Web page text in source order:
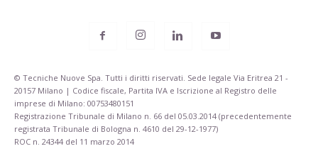
© Tecniche Nuove Spa. Tutti i diritti riservati. Sede legale Via Eritrea 21 -
20157 Milano | Codice fiscale, Partita IVA e Iscrizione al Registro delle
imprese di Milano: 00753480151
Registrazione Tribunale di Milano n. 66 del 05.03.2014 (precedentemente
registrata Tribunale di Bologna n. 4610 del 29-12-1977)
ROC n. 24344 del 11 marzo 2014